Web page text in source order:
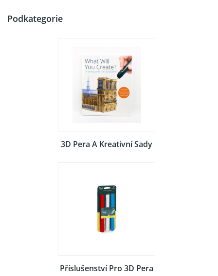
Podkategorie
3D Pera A Kreativní Sady
Příslušenství Pro 3D Pera